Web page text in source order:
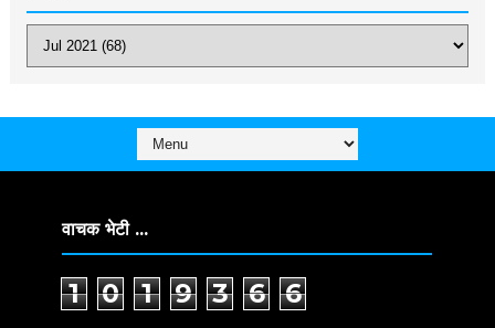
वाचक भेटी ...
1 0 1 9 3 6 6